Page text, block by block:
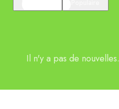
Il n'y a pas de nouvelles.